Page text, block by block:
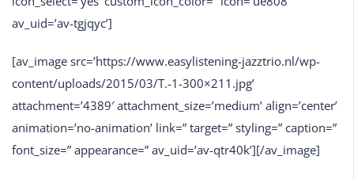
av_uid=’av-tgjqyc’]
[av_image src=’https://www.easylistening-jazztrio.nl/wp-
content/uploads/2015/03/T.-1-300×211.jpg’
attachment=’4389′ attachment_size=’medium’ align=’center’
animation=’no-animation’ link=” target=” styling=” caption=”
font_size=” appearance=” av_uid=’av-qtr40k’][/av_image]